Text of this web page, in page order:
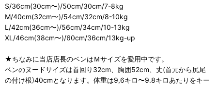
S/36cm(30cm〜)/50cm/30cm/7-8kg
M/40cm(32cm〜)/54cm/32cm/8-10kg
L/42cm(36cm〜)/56cm/34cm/10-13kg
XL/46cm(38cm〜)/60cm/36cm/13kg-up
★ちなみに当店店長のベンはＭサイズを愛用中です。
ベンのヌードサイズは首回り32cm、胸囲52cm、丈(首元から尻尾
の付け根)40cmとなります。体重は9,6キロ〜9.8キロあたりをキー